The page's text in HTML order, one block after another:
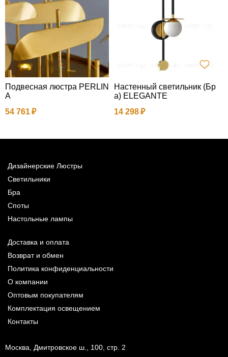
Подвесная люстра PERLIN
A
54 761
Настенный светильник (Бр
а) ELEGANTE
14 298
Дизайнерские Люстры
Светильники
Бра
Споты
Настольные лампы
Доставка и оплата
Возврат и обмен
Политика конфиденциальности
О компании
Оптовым покупателям
Комплектация освещением
Контакты
Москва, Дмитровское ш., 100, стр. 2